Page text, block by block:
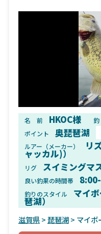
名 前 HKOC様
ポイント 奥琵琶湖
ルアー（メーカー） リ
ャッカル)）
リグ スイミングマ
良い釣果の時間帯
釣りのスタイル マイ
琶湖）
滋賀県>琵琶湖> マイボ